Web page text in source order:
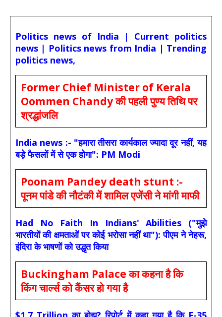
Politics news of India | Current politics
news | Politics news from India | Trending
politics news,
Former Chief Minister of Kerala
Oommen Chandy की पहली पुण्य तिथि पर
श्रद्धांजलि
India news :- "हमारा तीसरा कार्यकाल ज्यादा दूर नहीं, यह
बड़े फैसलों में से एक होगा": PM Modi
Poonam Pandey death stunt :-
पूनम पांडे की नौटंकी में शामिल एजेंसी ने मांगी माफी
Had No Faith In Indians' Abilities ("मुझे
भारतीयों की क्षमताओं पर कोई भरोसा नहीं था"): पीएम ने नेहरू,
इंदिरा के भाषणों को उद्धृत किया
Buckingham Palace का कहना है कि
किंग चार्ल्स को कैंसर हो गया है